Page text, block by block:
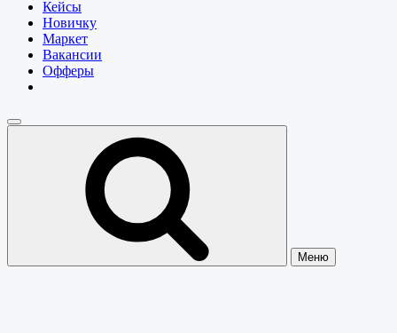
Кейсы
Новичку
Маркет
Вакансии
Офферы
Меню